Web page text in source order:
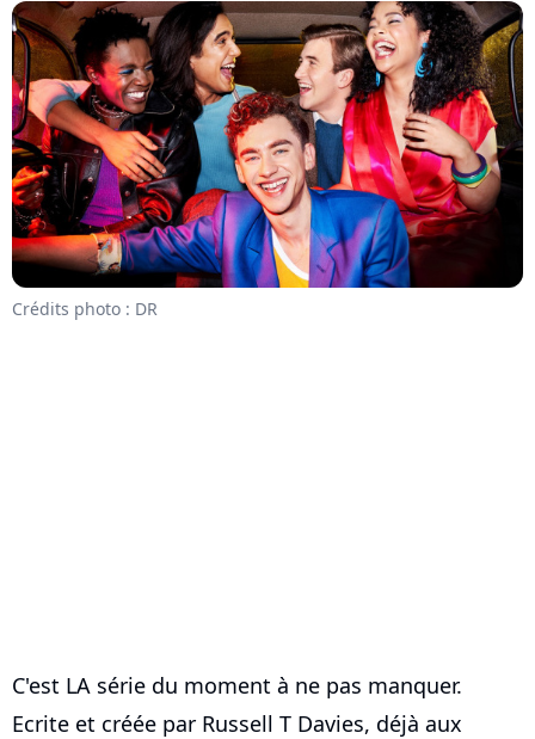
Crédits photo : DR
C'est LA série du moment à ne pas manquer.
Ecrite et créée par Russell T Davies, déjà aux